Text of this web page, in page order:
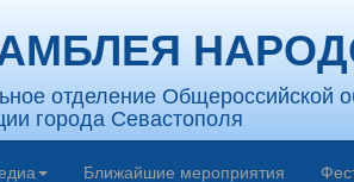
отделение Общероссийской
города Севастополя
Ближайшие мероприятия